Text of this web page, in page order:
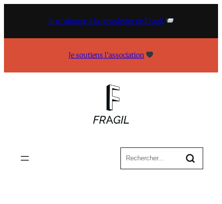
Je m’abonne à la newsletter de Fragil
Je soutiens l’association